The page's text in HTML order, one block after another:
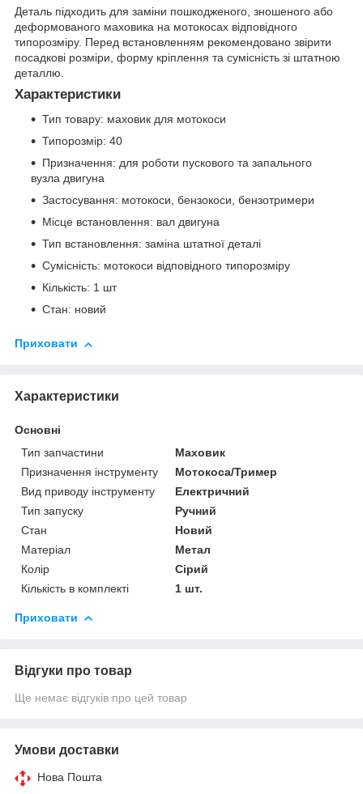
Деталь підходить для заміни пошкодженого, зношеного або
деформованого маховика на мотокосах відповідного
типорозміру. Перед встановленням рекомендовано звірити
посадкові розміри, форму кріплення та сумісність зі штатною
деталлю.
Характеристики
Тип товару: маховик для мотокоси
Типорозмір: 40
Призначення: для роботи пускового та запального
вузла двигуна
Застосування: мотокоси, бензокоси, бензотримери
Місце встановлення: вал двигуна
Тип встановлення: заміна штатної деталі
Сумісність: мотокоси відповідного типорозміру
Кількість: 1 шт
Стан: новий
Приховати
Характеристики
Основні
Тип запчастини
Маховик
Призначення інструменту
Мотокоса/Тример
Вид приводу інструменту
Електричний
Тип запуску
Ручний
Стан
Новий
Матеріал
Метал
Колір
Сірий
Кількість в комплекті
1 шт.
Приховати
Відгуки про товар
Ще немає відгуків про цей товар
Умови доставки
Нова Пошта